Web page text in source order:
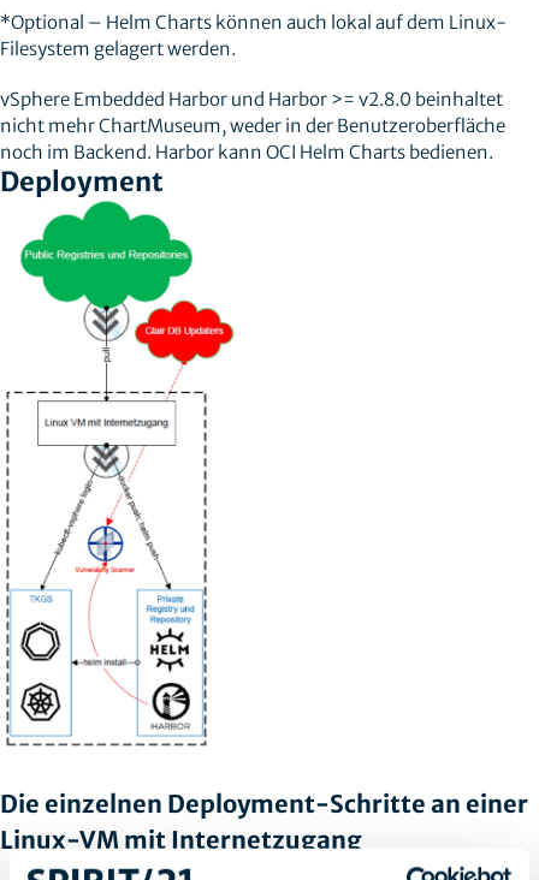
*Optional – Helm Charts können auch lokal auf dem Linux-
Filesystem gelagert werden.
vSphere Embedded Harbor und Harbor >= v2.8.0 beinhaltet
nicht mehr ChartMuseum, weder in der Benutzeroberfläche
noch im Backend. Harbor kann OCI Helm Charts bedienen.
Deployment
Die einzelnen Deployment-Schritte an einer
Linux-VM mit Internetzugang